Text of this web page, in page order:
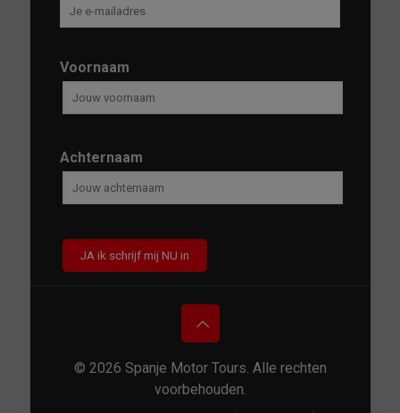
Voornaam
Achternaam
© 2026 Spanje Motor Tours. Alle rechten
voorbehouden.